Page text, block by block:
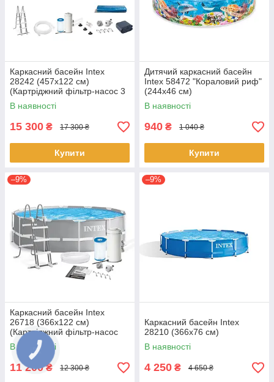
Каркасний басейн Intex
28242 (457x122 см)
(Картріджний фільтр-насос 3
785 л/год, драбина, тент,
підстилка)✅️
В наявності
15 300 ₴ 17 300 ₴
Купити
Дитячий каркасний басейн
Intex 58472 "Кораловий риф"
(244х46 см)
В наявності
940 ₴ 1 040 ₴
Купити
–9%
Каркасний басейн Intex
26718 (366x122 см)
(Картріджний фільтр-насос
3785 л/год, драбина)
В наявності
11 200₴ 12 300 ₴
–9%
Каркасний басейн Intex
28210 (366x76 см)
В наявності
4 250 ₴ 4 650 ₴